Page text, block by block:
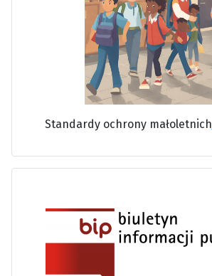
Standardy ochrony małoletnich